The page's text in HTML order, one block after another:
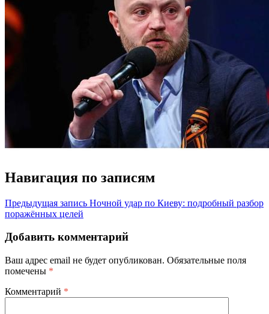
Навигация по записям
Предыдущая запись Ночной удар по Киеву: подробный разбор
поражённых целей
Добавить комментарий
Ваш адрес email не будет опубликован. Обязательные поля
помечены *
Комментарий *